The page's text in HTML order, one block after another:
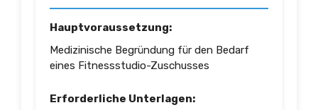
Hauptvoraussetzung:
Medizinische Begründung für den Bedarf
eines Fitnessstudio-Zuschusses
Erforderliche Unterlagen: